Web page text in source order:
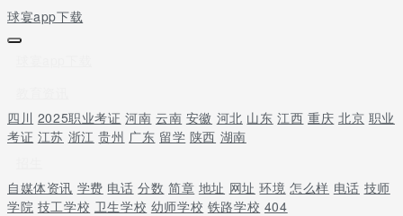
球宴app下载
四川 2025职业考证 河南 云南 安徽 河北 山东 江西 重庆 北京 职业
考证 江苏 浙江 贵州 广东 留学 陕西 湖南
自媒体资讯 学费 电话 分数 简章 地址 网址 环境 怎么样 电话 技师
学院 技工学校 卫生学校 幼师学校 铁路学校 404